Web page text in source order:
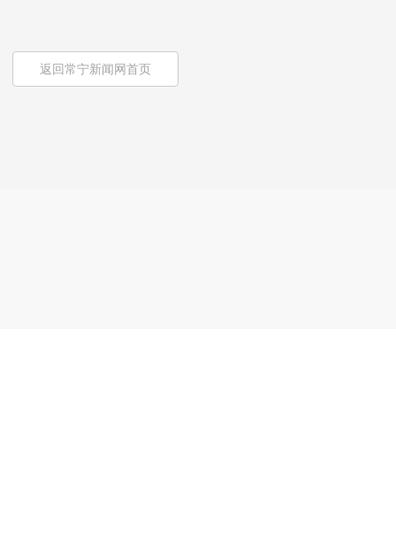
返回常宁新闻网首页